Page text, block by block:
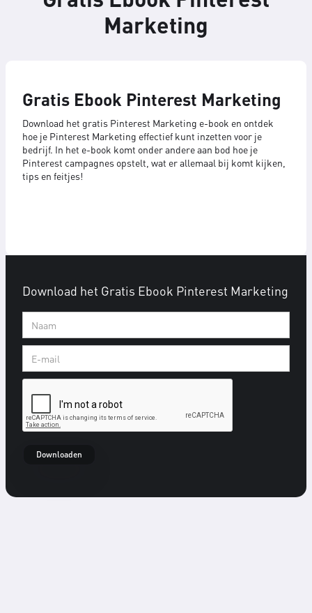
Marketing
Gratis Ebook Pinterest Marketing
Download het gratis Pinterest Marketing e-book en ontdek
hoe je Pinterest Marketing effectief kunt inzetten voor je
bedrijf. In het e-book komt onder andere aan bod hoe je
Pinterest campagnes opstelt, wat er allemaal bij komt kijken,
tips en feitjes!
Download het Gratis Ebook Pinterest Marketing